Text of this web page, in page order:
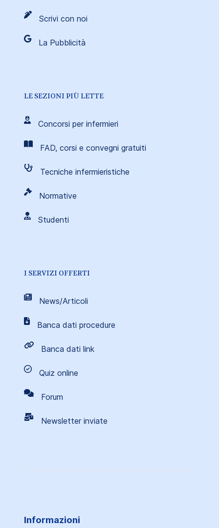
Scrivi con noi
La Pubblicità
LE SEZIONI PIÙ LETTE
Concorsi per infermieri
FAD, corsi e convegni gratuiti
Tecniche infermieristiche
Normative
Studenti
I SERVIZI OFFERTI
News/Articoli
Banca dati procedure
Banca dati link
Quiz online
Forum
Newsletter inviate
Informazioni